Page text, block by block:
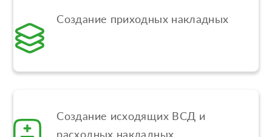
Создание приходных накладных
Создание исходящих ВСД и
расходных накладных